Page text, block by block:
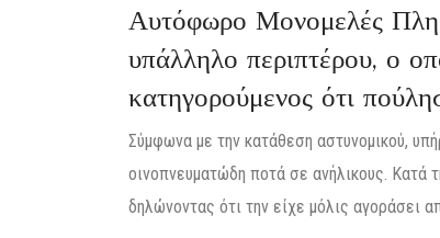
Αυτόφωρο Μονομελές
υπάλληλο περιπτέρου, ο
κατηγορούμενος ότι
Σύμφωνα με την κατάθεση αστυνομικού,
οινοπνευματώδη ποτά σε ανήλικους. Κατά
δηλώνοντας ότι την είχε μόλις αγοράσει